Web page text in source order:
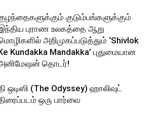
குடும்பங்களுக்கும்
புராண உலகத்தை ஆறு
அறிமுகப்படுத்தும் ‘Shivlok
Kundakka Mandakka’ புதுமையான
தொடர்!
ஒடிஸி (The Odyssey) ஹாலிவுட்
ஒரு பார்வை